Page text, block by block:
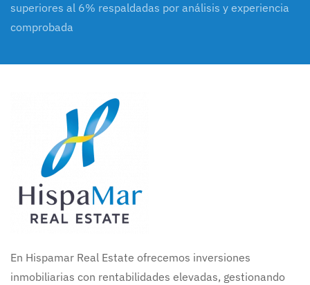
superiores al 6% respaldadas por análisis y experiencia
comprobada
En Hispamar Real Estate ofrecemos inversiones
inmobiliarias con rentabilidades elevadas, gestionando